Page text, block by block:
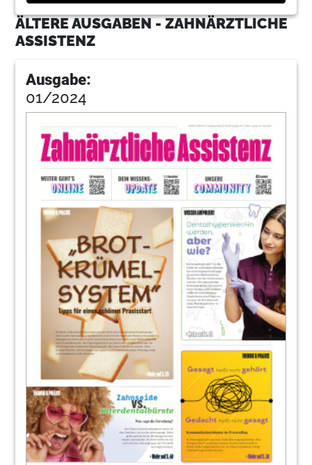
ÄLTERE AUSGABEN - ZAHNÄRZTLICHE
ASSISTENZ
Ausgabe:
01/2024